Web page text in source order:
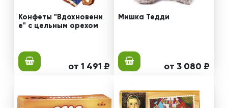
Конфеты "Вдохновени
е" с цельным орехом
от 1 491 ₽
Мишка Тедди
от 3 080 ₽